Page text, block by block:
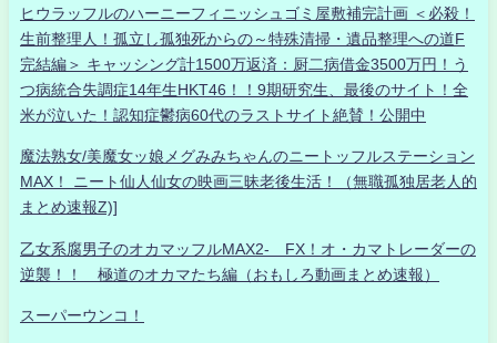
ヒウラッフルのハーニーフィニッシュゴミ屋敷補完計画 ＜必殺！
生前整理人！孤立し孤独死からの～特殊清掃・遺品整理への道F
完結編＞ キャッシング計1500万返済：厨二病借金3500万円！う
つ病統合失調症14年生HKT46！！9期研究生、最後のサイト！全
米が泣いた！認知症鬱病60代のラストサイト絶賛！公開中
魔法熟女/美魔女ッ娘メグみみちゃんのニートッフルステーション
MAX！ ニート仙人仙女の映画三昧老後生活！（無職孤独居老人的
まとめ速報Z)]
乙女系腐男子のオカマッフルMAX2- FX！オ・カマトレーダーの
逆襲！！ 極道のオカマたち編（おもしろ動画まとめ速報）
スーパーウンコ！